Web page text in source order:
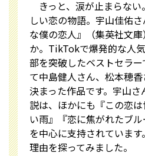
きっと、涙が止まらな
しい恋の物語――。宇山佳佑
な僕の恋人』（集英社文
か。TikTokで爆発的な人
部を突破したベストセラ
て中島健人さん、松本穂
決まった作品です。宇山
説は、ほかにも『この恋
い雨』『恋に焦がれたブ
を中心に支持されていま
理由を探ってみました。